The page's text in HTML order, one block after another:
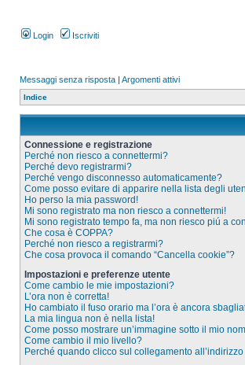
Login Iscriviti
Messaggi senza risposta | Argomenti attivi
Indice
Connessione e registrazione
Perché non riesco a connettermi?
Perché devo registrarmi?
Perché vengo disconnesso automaticamente?
Come posso evitare di apparire nella lista degli
Ho perso la mia password!
Mi sono registrato ma non riesco a connettermi!
Mi sono registrato tempo fa, ma non riesco piú a
Che cosa è COPPA?
Perché non riesco a registrarmi?
Che cosa provoca il comando “Cancella cookie”?
Impostazioni e preferenze utente
Come cambio le mie impostazioni?
L’ora non è corretta!
Ho cambiato il fuso orario ma l’ora è ancora
La mia lingua non è nella lista!
Come posso mostrare un’immagine sotto il mio
Come cambio il mio livello?
Perché quando clicco sul collegamento